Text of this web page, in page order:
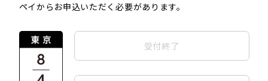
ペイからお申込いただく必要があります。
受付終了